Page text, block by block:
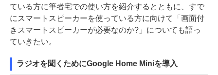
ている方に筆者宅での使い方を紹介するとともに、すで
にスマートスピーカーを使っている方に向けて「画面付
きスマートスピーカーが必要なのか?」についても語っ
ていきたい。
ラジオを聞くためにGoogle Home Miniを導入